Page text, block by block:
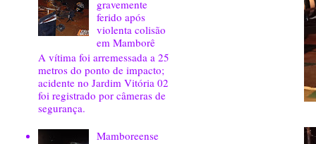
gravemente
ferido após
violenta colisão
em Mamborê
A vítima foi arremessada a 25
metros do ponto de impacto;
acidente no Jardim Vitória 02
foi registrado por câmeras de
segurança.
Mamboreense